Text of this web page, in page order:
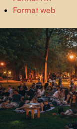
Format web